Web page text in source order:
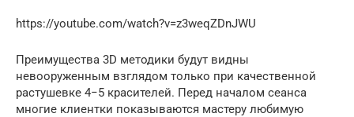
https://youtube.com/watch?v=z3weqZDnJWU
Преимущества 3D методики будут видны
невооруженным взглядом только при качественной
растушевке 4−5 красителей. Перед началом сеанса
многие клиентки показываются мастеру любимую